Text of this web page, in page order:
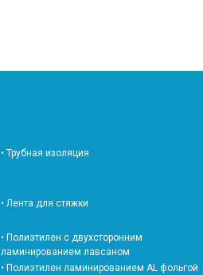
• Трубная изоляция
• Лента для стяжки
• Полиэтилен с двухсторонним
ламинированием лавсаном
• Полиэтилен ламинированием AL фольгой